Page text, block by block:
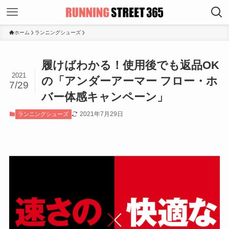
ホーム ランニングシューズ
履けばわかる！使用後でも返品OK
の「アンダーアーマー フロー・ホ
バー体感キャンペーン」
2021
7/29
ランニングシューズ 2021年7月29日